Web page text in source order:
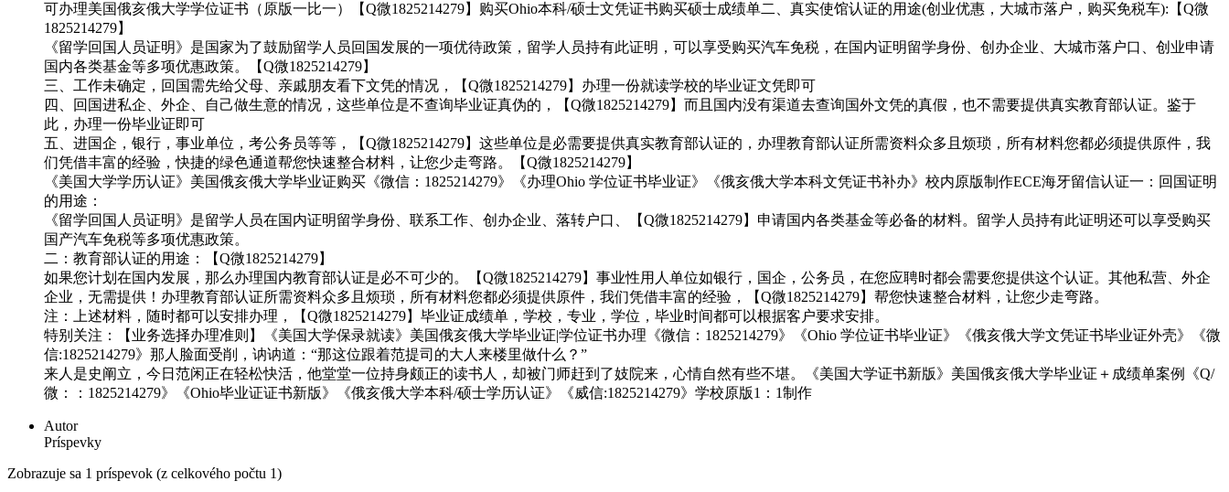
可办理美国俄亥俄大学学位证书（原版一比一）【Q微1825214279】购买Ohio本科/硕士文凭证书购买硕士成绩单二、真实使馆认证的用途(创业优惠，大城市落户，购买免税车):【Q微
1825214279】
《留学回国人员证明》是国家为了鼓励留学人员回国发展的一项优待政策，留学人员持有此证明，可以享受购买汽车免税，在国内证明留学身份、创办企业、大城市落户口、创业申请
国内各类基金等多项优惠政策。【Q微1825214279】
三、工作未确定，回国需先给父母、亲戚朋友看下文凭的情况，【Q微1825214279】办理一份就读学校的毕业证文凭即可
四、回国进私企、外企、自己做生意的情况，这些单位是不查询毕业证真伪的，【Q微1825214279】而且国内没有渠道去查询国外文凭的真假，也不需要提供真实教育部认证。鉴于
此，办理一份毕业证即可
五、进国企，银行，事业单位，考公务员等等，【Q微1825214279】这些单位是必需要提供真实教育部认证的，办理教育部认证所需资料众多且烦琐，所有材料您都必须提供原件，我
们凭借丰富的经验，快捷的绿色通道帮您快速整合材料，让您少走弯路。【Q微1825214279】
《美国大学学历认证》美国俄亥俄大学毕业证购买《微信：1825214279》《办理Ohio 学位证书毕业证》《俄亥俄大学本科文凭证书补办》校内原版制作ECE海牙留信认证一：回国证明
的用途：
《留学回国人员证明》是留学人员在国内证明留学身份、联系工作、创办企业、落转户口、【Q微1825214279】申请国内各类基金等必备的材料。留学人员持有此证明还可以享受购买
国产汽车免税等多项优惠政策。
二：教育部认证的用途：【Q微1825214279】
如果您计划在国内发展，那么办理国内教育部认证是必不可少的。【Q微1825214279】事业性用人单位如银行，国企，公务员，在您应聘时都会需要您提供这个认证。其他私营、外企
企业，无需提供！办理教育部认证所需资料众多且烦琐，所有材料您都必须提供原件，我们凭借丰富的经验，【Q微1825214279】帮您快速整合材料，让您少走弯路。
注：上述材料，随时都可以安排办理，【Q微1825214279】毕业证成绩单，学校，专业，学位，毕业时间都可以根据客户要求安排。
特别关注：【业务选择办理准则】《美国大学保录就读》美国俄亥俄大学毕业证|学位证书办理《微信：1825214279》《Ohio 学位证书毕业证》《俄亥俄大学文凭证书毕业证外壳》《微
信:1825214279》那人脸面受削，讷讷道：“那这位跟着范提司的大人来楼里做什么？”
来人是史阐立，今日范闲正在轻松快活，他堂堂一位持身颇正的读书人，却被门师赶到了妓院来，心情自然有些不堪。《美国大学证书新版》美国俄亥俄大学毕业证＋成绩单案例《Q/
微：：1825214279》《Ohio毕业证证书新版》《俄亥俄大学本科/硕士学历认证》《威信:1825214279》学校原版1：1制作
Autor
Príspevky
Zobrazuje sa 1 príspevok (z celkového počtu 1)